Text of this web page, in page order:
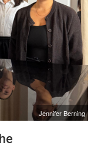
Jennifer Berning